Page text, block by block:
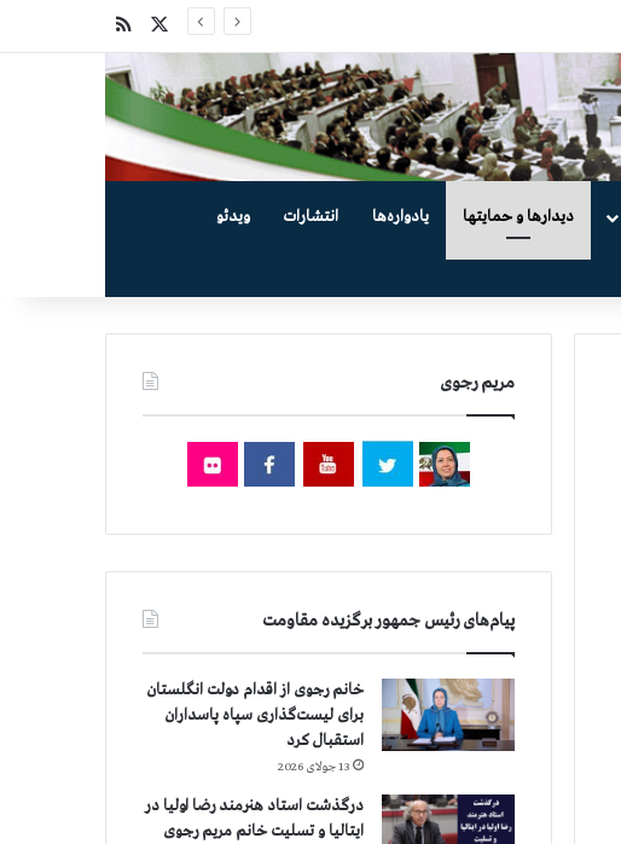
دیدارها و حمایتها یادواره‌ها انتشارات ویدئو
مریم رجوی
پیام‌های رئیس جمهور برگزیده مقاومت
خانم رجوی از اقدام دولت انگلستان
برای لیست‌گذاری سپاه پاسداران
استقبال کرد
13 جولای 2026
درگذشت استاد هنرمند رضا اولیا در
ایتالیا و تسلیت خانم مریم رجوی